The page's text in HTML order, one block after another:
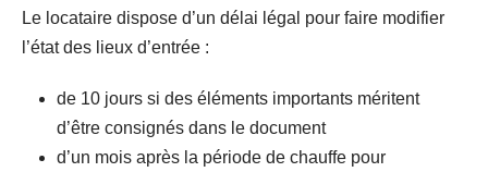
Le locataire dispose d’un délai légal pour faire modifier
l’état des lieux d’entrée :
de 10 jours si des éléments importants méritent
d’être consignés dans le document
d’un mois après la période de chauffe pour